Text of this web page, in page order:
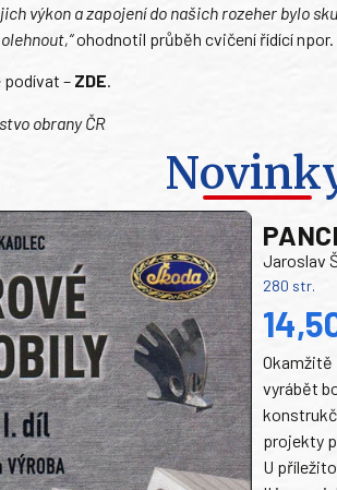
výkon a zapojení do našich rozeher bylo
ohodnotil průběh cvičení řídící npor.
podívat – ZDE.
obrany ČR
Jaroslav
280 str.
Okamžitě
vyrábět
projekty
U